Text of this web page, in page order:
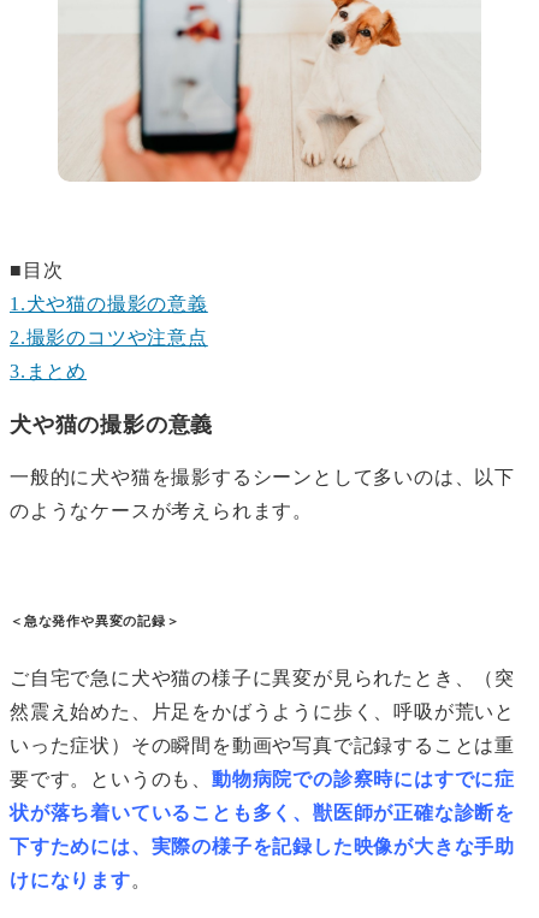
■目次
1.犬や猫の撮影の意義
2.撮影のコツや注意点
3.まとめ
犬や猫の撮影の意義
一般的に犬や猫を撮影するシーンとして多いのは、以下
のようなケースが考えられます。
＜急な発作や異変の記録＞
ご自宅で急に犬や猫の様子に異変が見られたとき、（突
然震え始めた、片足をかばうように歩く、呼吸が荒いと
いった症状）その瞬間を動画や写真で記録することは重
要です。というのも、 動物病院での診察時にはすでに症
状が落ち着いていることも多く、獣医師が正確な診断を
下すためには、実際の様子を記録した映像が大きな手助
けになります。